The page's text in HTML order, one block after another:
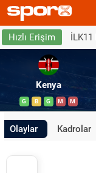
Hızlı Erişim İLK11
Kenya
G B G M M
Olaylar Kadrolar